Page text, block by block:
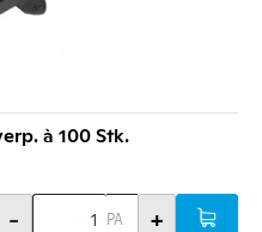
à 100 Stk.
- PA +